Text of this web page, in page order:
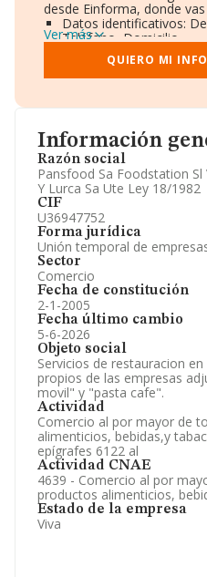
Información
Razón social
Pansfood Sa Foodstation Sl
Y Lurca Sa Ute Ley 18/1982
CIF
U36947752
Forma jurídica
Unión temporal de
Sector
Comercio
Fecha de constitución
2-1-2005
Fecha último cambio
5-6-2026
Objeto social
Servicios de restauracion
propios de las empresas
movil" y "pasta cafe".
Actividad
Comercio al por mayor de
alimenticios, bebidas,y
epígrafes 6122 al
Actividad CNAE
4639 - Comercio al por
productos alimenticios,
Estado de la empresa
Viva
desde Einforma, donde
Datos identificativos:
Teléfono, Domicilio.
Informe Mercantil
Gráficos de Evolución
Consejo de
Accionistas.
Artículos de prensa
Información oficial y
Ver más
QUIERO MI